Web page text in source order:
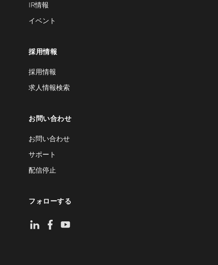
IR情報
イベント
採用情報
採用情報
求人情報検索
お問い合わせ
お問い合わせ
サポート
配信停止
フォローする